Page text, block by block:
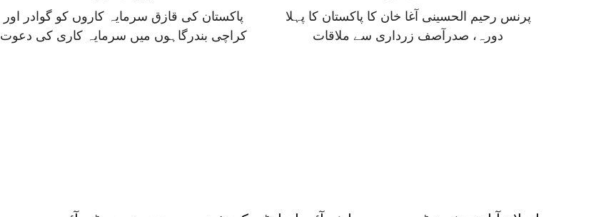
پاکستان کی قازق سرمایہ کاروں کو گوادر اور
کراچی بندرگاہوں میں سرمایہ کاری کی دعوت
پرنس رحیم الحسینی آغا خان کا پاکستان کا پہلا
دورہ، صدرآصف زرداری سے ملاقات